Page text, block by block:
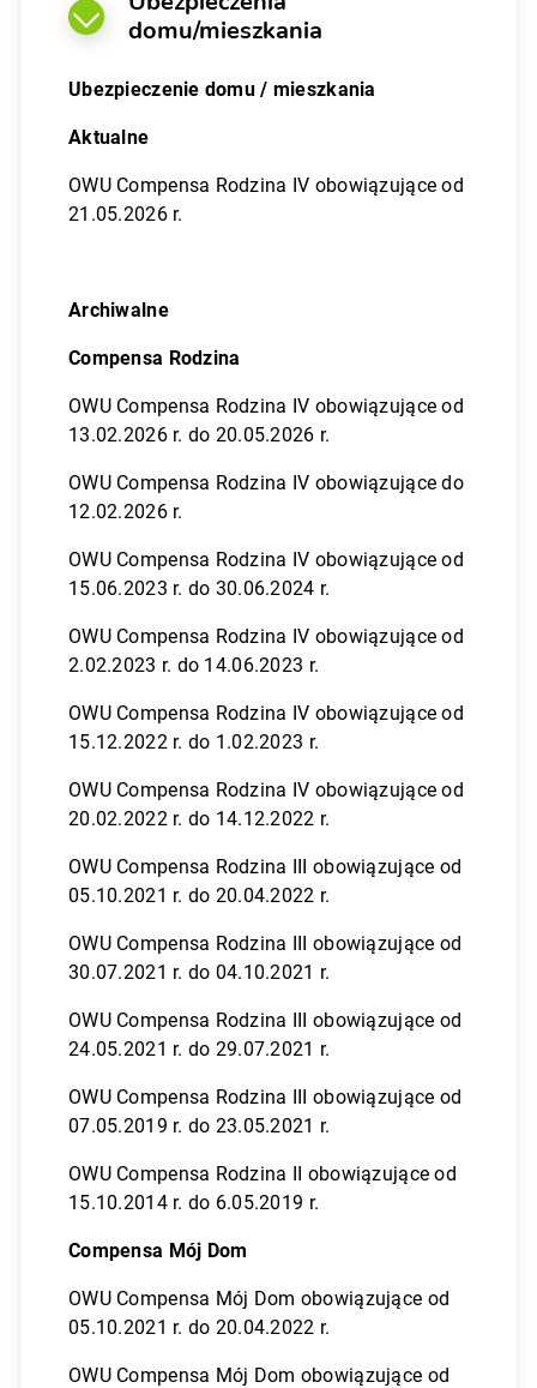
domu/mieszkania
Ubezpieczenie domu / mieszkania
Aktualne
OWU Compensa Rodzina IV obowiązujące od
21.05.2026 r.
Archiwalne
Compensa Rodzina
OWU Compensa Rodzina IV obowiązujące od
13.02.2026 r. do 20.05.2026 r.
OWU Compensa Rodzina IV obowiązujące do
12.02.2026 r.
OWU Compensa Rodzina IV obowiązujące od
15.06.2023 r. do 30.06.2024 r.
OWU Compensa Rodzina IV obowiązujące od
2.02.2023 r. do 14.06.2023 r.
OWU Compensa Rodzina IV obowiązujące od
15.12.2022 r. do 1.02.2023 r.
OWU Compensa Rodzina IV obowiązujące od
20.02.2022 r. do 14.12.2022 r.
OWU Compensa Rodzina III obowiązujące od
05.10.2021 r. do 20.04.2022 r.
OWU Compensa Rodzina III obowiązujące od
30.07.2021 r. do 04.10.2021 r.
OWU Compensa Rodzina III obowiązujące od
24.05.2021 r. do 29.07.2021 r.
OWU Compensa Rodzina III obowiązujące od
07.05.2019 r. do 23.05.2021 r.
OWU Compensa Rodzina II obowiązujące od
15.10.2014 r. do 6.05.2019 r.
Compensa Mój Dom
OWU Compensa Mój Dom obowiązujące od
05.10.2021 r. do 20.04.2022 r.
OWU Compensa Mój Dom obowiązujące od